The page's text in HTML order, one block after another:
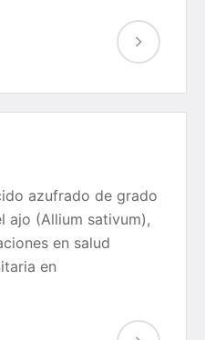
azufrado de grado
ajo (Allium sativum),
en salud
en